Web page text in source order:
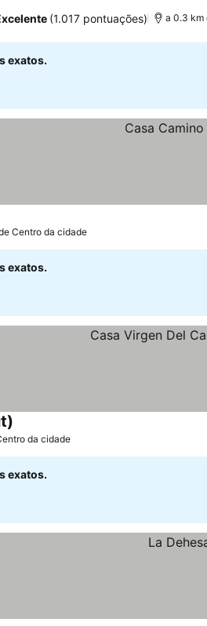
(1.017 pontuações) a 0.3 km
exatos.
Centro da cidade
exatos.
da cidade
exatos.